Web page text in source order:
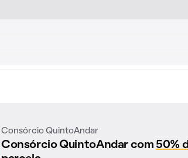
Consórcio QuintoAndar
Consórcio QuintoAndar com 50%